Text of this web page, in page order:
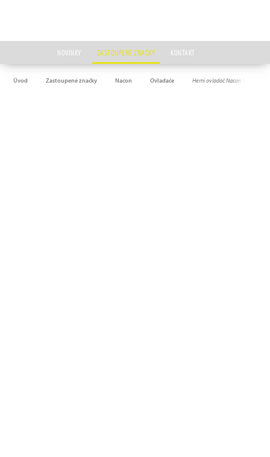
NOVINKY ZASTOUPENÉ ZNAČKY KONTAKT
Úvod Zastoupené značky Nacon Ovladače Herní ovladač Nacon